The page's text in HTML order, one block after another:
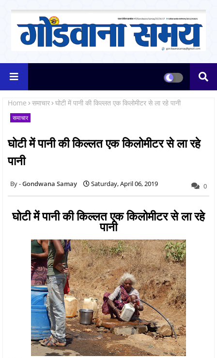
Home समाचार घोटी में पानी की किल्लत एक किलोमीटर से ला रहे पानी
समाचार
घोटी में पानी की किल्लत एक किलोमीटर से ला रहे
पानी
Gondwana Samay Saturday, April 06, 2019 0
घोटी में पानी की किल्लत एक किलोमीटर से ला रहे
पानी